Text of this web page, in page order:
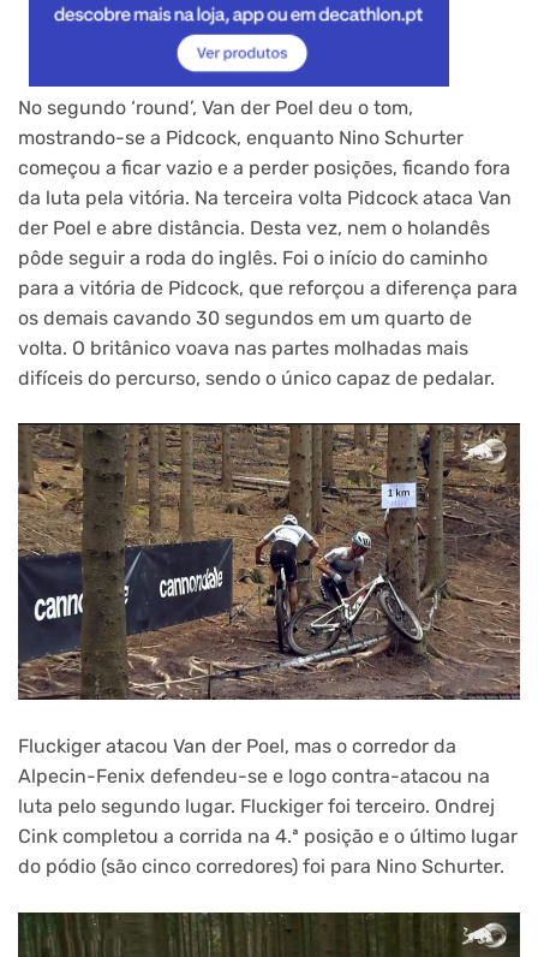
No segundo ‘round’, Van der Poel deu o tom,
mostrando-se a Pidcock, enquanto Nino Schurter
começou a ficar vazio e a perder posições, ficando fora
da luta pela vitória. Na terceira volta Pidcock ataca Van
der Poel e abre distância. Desta vez, nem o holandês
pôde seguir a roda do inglês. Foi o início do caminho
para a vitória de Pidcock, que reforçou a diferença para
os demais cavando 30 segundos em um quarto de
volta. O britânico voava nas partes molhadas mais
difíceis do percurso, sendo o único capaz de pedalar.
Fluckiger atacou Van der Poel, mas o corredor da
Alpecin-Fenix ​​defendeu-se e logo contra-atacou na
luta pelo segundo lugar. Fluckiger foi terceiro. Ondrej
Cink completou a corrida na 4.ª posição e o último lugar
do pódio (são cinco corredores) foi para Nino Schurter.